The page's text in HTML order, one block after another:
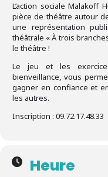
L’action sociale
pièce de théâtre autour
une représentation
théâtrale « À trois
le théâtre !
Le jeu et les
bienveillance, vous
gagner en confiance et
les autres.
Inscription : 09.72.17.48.33
Heure